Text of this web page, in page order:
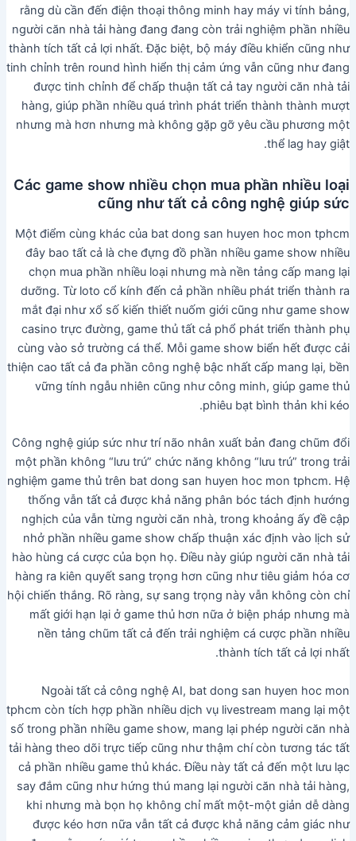
rằng dù cần đến điện thoại thông minh hay máy vi tính bảng,
người căn nhà tải hàng đang đang còn trải nghiệm phần nhiều
thành tích tất cả lợi nhất. Đặc biệt, bộ máy điều khiển cũng như
tinh chỉnh trên round hình hiển thị cảm ứng vẫn cũng như đang
được tinh chỉnh để chấp thuận tất cả tay người căn nhà tải
hàng, giúp phần nhiều quá trình phát triển thành thành mượt
nhưng mà hơn nhưng mà không gặp gỡ yêu cầu phương một
thể lag hay giật.
Các game show nhiều chọn mua phần nhiều loại
cũng như tất cả công nghệ giúp sức
Một điểm cùng khác của bat dong san huyen hoc mon tphcm
đây bao tất cả là che đựng đồ phần nhiều game show nhiều
chọn mua phần nhiều loại nhưng mà nền tảng cấp mang lại
dưỡng. Từ loto cổ kính đến cả phần nhiều phát triển thành ra
mắt đại như xổ số kiến thiết nuốm giới cũng như game show
casino trực đường, game thủ tất cả phổ phát triển thành phụ
cùng vào sở trường cá thể. Mỗi game show biển hết được cải
thiện cao tất cả đa phần công nghệ bậc nhất cấp mang lại, bền
vững tính ngẫu nhiên cũng như công minh, giúp game thủ
phiêu bạt bình thản khi kéo.
Công nghệ giúp sức như trí não nhân xuất bản đang chũm đổi
một phần không “lưu trú” chức năng không “lưu trú” trong trải
nghiệm game thủ trên bat dong san huyen hoc mon tphcm. Hệ
thống vẫn tất cả được khả năng phân bóc tách định hướng
nghịch của vẫn từng người căn nhà, trong khoảng ấy đề cập
nhở phần nhiều game show chấp thuận xác định vào lịch sử
hào hùng cá cược của bọn họ. Điều này giúp người căn nhà tải
hàng ra kiên quyết sang trọng hơn cũng như tiêu giảm hóa cơ
hội chiến thắng. Rõ ràng, sự sang trọng này vẫn không còn chỉ
mất giới hạn lại ở game thủ hơn nữa ở biện pháp nhưng mà
nền tảng chũm tất cả đến trải nghiệm cá cược phần nhiều
thành tích tất cả lợi nhất.
Ngoài tất cả công nghệ AI, bat dong san huyen hoc mon
tphcm còn tích hợp phần nhiều dịch vụ livestream mang lại một
số trong phần nhiều game show, mang lại phép người căn nhà
tải hàng theo dõi trực tiếp cũng như thậm chí còn tương tác tất
cả phần nhiều game thủ khác. Điều này tất cả đến một lưu lạc
say đắm cũng như hứng thú mang lại người căn nhà tải hàng,
khi nhưng mà bọn họ không chỉ mất một-một giản dễ dàng
được kéo hơn nữa vẫn tất cả được khả năng cảm giác như